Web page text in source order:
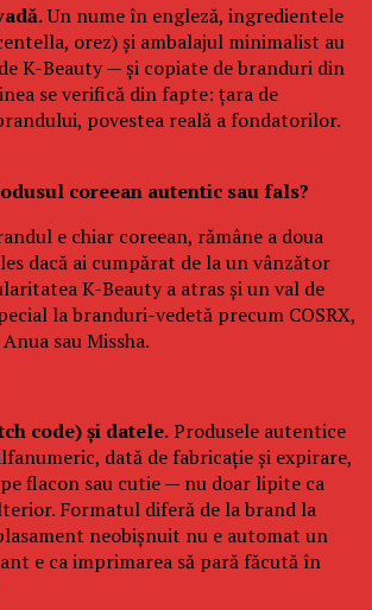
Un nume în engleză, ingredientele
orez) și ambalajul minimalist au
K-Beauty — și copiate de branduri din
se verifică din fapte: țara de
povestea reală a fondatorilor.
coreean autentic sau fals?
e chiar coreean, rămâne a doua
dacă ai cumpărat de la un vânzător
K-Beauty a atras și un val de
la branduri-vedetă precum COSRX,
sau Missha.
code) și datele.Produsele autentice
dată de fabricație și expirare,
flacon sau cutie — nu doar lipite ca
Formatul diferă de la brand la
neobișnuit nu e automat un
e ca imprimarea să pară făcută în